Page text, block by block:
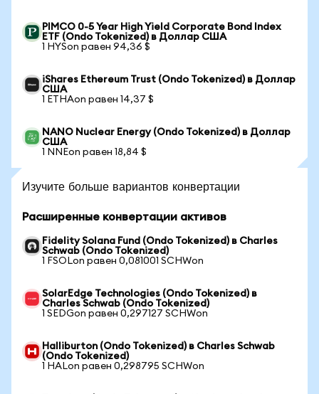
PIMCO 0-5 Year High Yield Corporate Bond Index
ETF (Ondo Tokenized) в Доллар США
1 HYSon равен 94,36 $
iShares Ethereum Trust (Ondo Tokenized) в Доллар
США
1 ETHAon равен 14,37 $
NANO Nuclear Energy (Ondo Tokenized) в Доллар
США
1 NNEon равен 18,84 $
Изучите больше вариантов конвертации
Расширенные конвертации активов
Fidelity Solana Fund (Ondo Tokenized) в Charles
Schwab (Ondo Tokenized)
1 FSOLon равен 0,081001 SCHWon
SolarEdge Technologies (Ondo Tokenized) в
Charles Schwab (Ondo Tokenized)
1 SEDGon равен 0,297127 SCHWon
Halliburton (Ondo Tokenized) в Charles Schwab
(Ondo Tokenized)
1 HALon равен 0,298795 SCHWon